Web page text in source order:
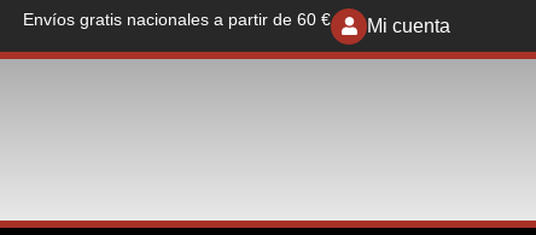
Envíos gratis nacionales a partir de 60 € Mi cuenta